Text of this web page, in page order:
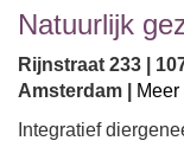
Natuurlijk
Rijnstraat 233 |
Amsterdam |
Integratief